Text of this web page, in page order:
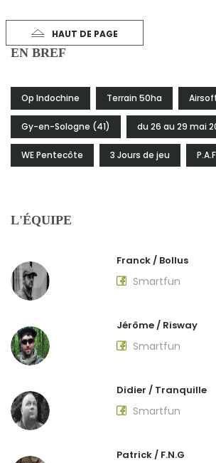
HAUT DE PAGE
EN BREF
Op Indochine Terrain 50ha
Gy-en-Sologne (41) du 26 au 29 mai
WE Pentecôte 3 Jours de jeu
L'ÉQUIPE
Franck / Bollus
Smartfun
Jérôme / Risway
Smartfun
Didier / Tranquille
Smartfun
Patrick / F.N.G